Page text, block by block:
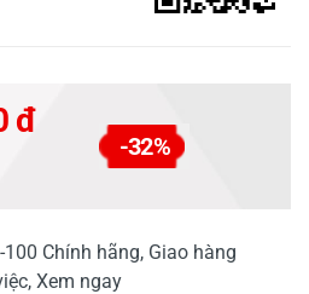
đ
-32%
Chính hãng, Giao hàng
Xem ngay